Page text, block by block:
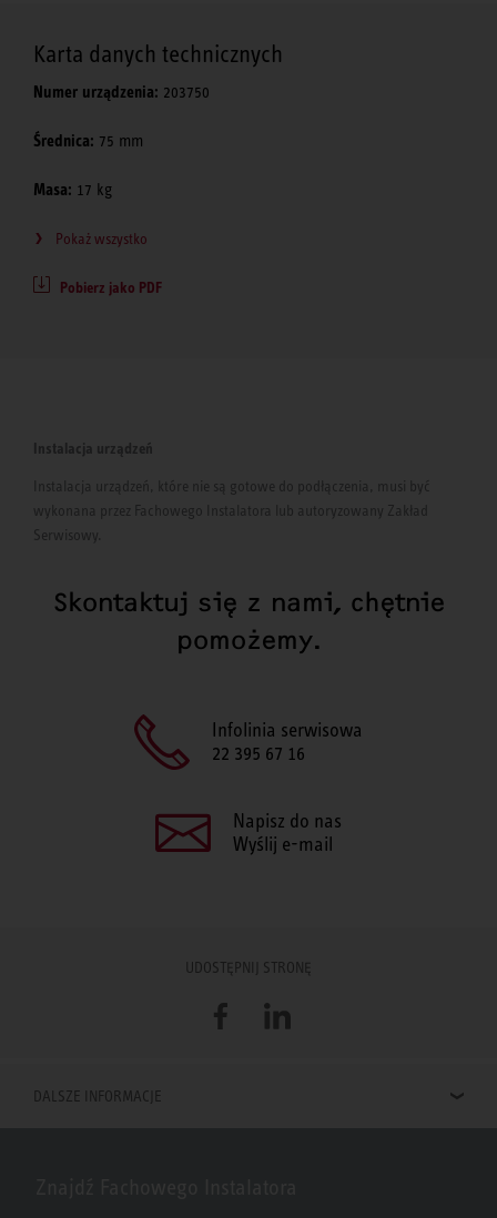
Karta danych technicznych
Numer urządzenia: 203750
Średnica: 75 mm
Masa: 17 kg
Pokaż wszystko
Pobierz jako PDF
Instalacja urządzeń
Instalacja urządzeń, które nie są gotowe do podłączenia, musi być
wykonana przez Fachowego Instalatora lub autoryzowany Zakład
Serwisowy.
Skontaktuj się z nami, chętnie
pomożemy.
Infolinia serwisowa
22 395 67 16
Napisz do nas
Wyślij e-mail
UDOSTĘPNIJ STRONĘ
FacebookLinkedIn
DALSZE INFORMACJE